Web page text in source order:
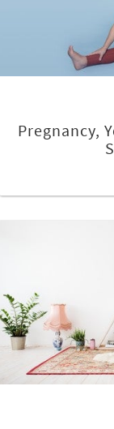
Pregnancy,